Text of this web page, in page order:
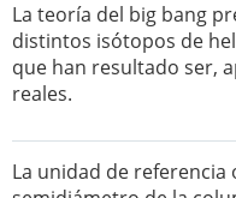
La teoría del big bang
distintos isótopos de
que han resultado ser,
reales.
La unidad de